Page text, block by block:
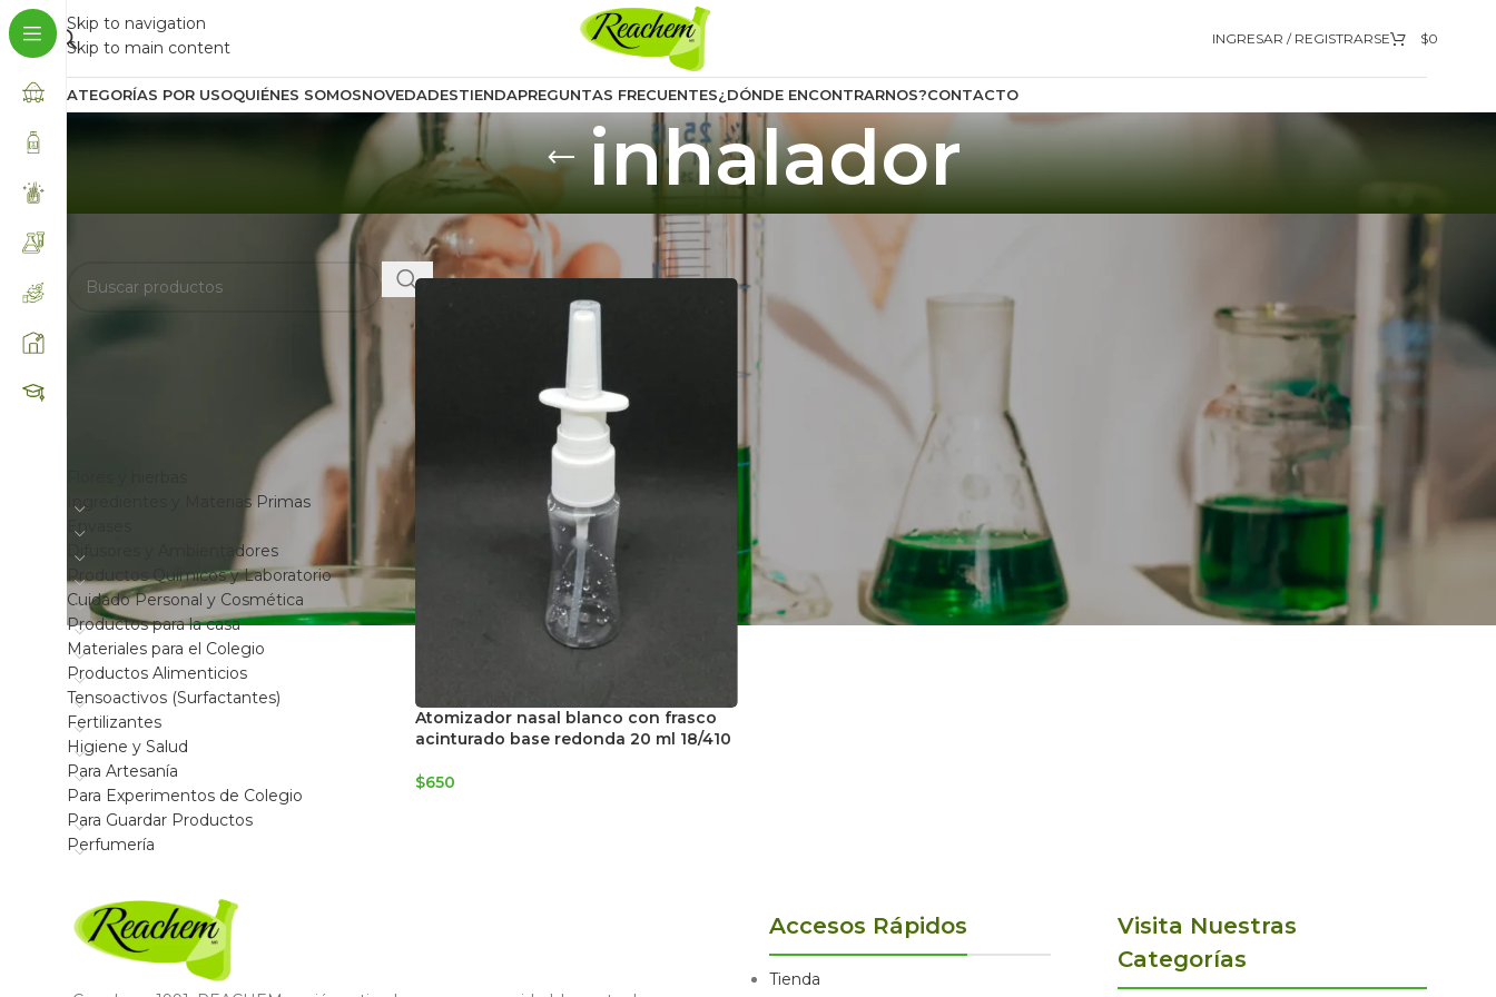
Skip to navigation
Skip to main content
INGRESAR / REGISTRARSE $0
CATEGORÍAS POR USOQUIÉNES SOMOSNOVEDADESTIENDAPREGUNTAS FRECUENTES¿DÓNDE ENCONTRARNOS?CONTACTO
inhalador
Ingredientes y Materias Primas
Envases
Difusores y Ambientadores
Productos Químicos y Laboratorio
Cuidado Personal y Cosmética
Productos para la casa
Materiales para el Colegio
Productos Alimenticios
Tensoactivos (Surfactantes)
Fertilizantes
Higiene y Salud
Para Artesanía
Para Experimentos de Colegio
Para Guardar Productos
Perfumería
Inicio/Productos etiquetados “inhalador”
Atomizador nasal blanco con frasco
acinturado base redonda 20 ml 18/410
$650
Accesos Rápidos
Tienda
Visita Nuestras
Categorías